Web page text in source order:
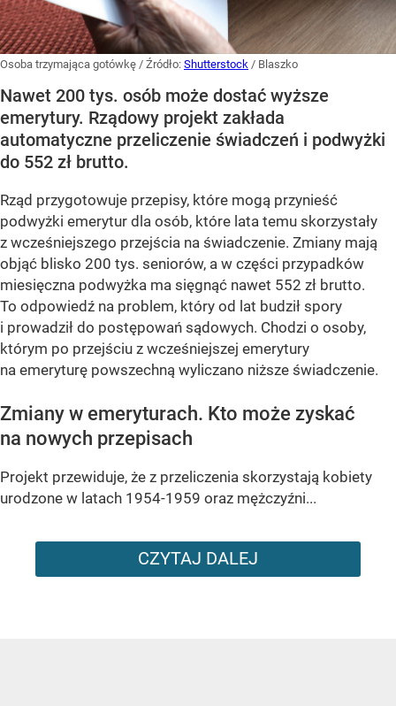
Osoba trzymająca gotówkę / Źródło: Shutterstock / Blaszko
Nawet 200 tys. osób może dostać wyższe
emerytury. Rządowy projekt zakłada
automatyczne przeliczenie świadczeń i podwyżki
do 552 zł brutto.
Rząd przygotowuje przepisy, które mogą przynieść
podwyżki emerytur dla osób, które lata temu skorzystały
z wcześniejszego przejścia na świadczenie. Zmiany mają
objąć blisko 200 tys. seniorów, a w części przypadków
miesięczna podwyżka ma sięgnąć nawet 552 zł brutto.
To odpowiedź na problem, który od lat budził spory
i prowadził do postępowań sądowych. Chodzi o osoby,
którym po przejściu z wcześniejszej emerytury
na emeryturę powszechną wyliczano niższe świadczenie.
Zmiany w emeryturach. Kto może zyskać
na nowych przepisach
Projekt przewiduje, że z przeliczenia skorzystają kobiety
urodzone w latach 1954-1959 oraz mężczyźni...
CZYTAJ DALEJ